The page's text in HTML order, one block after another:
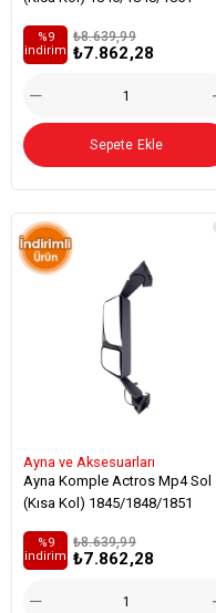
₺7.862,28
₺8.639,99
%9
i̇ndirim
Sepete Ekle
Ayna ve Aksesuarları
Ayna Komple Actros Mp4 Sol
(Kısa Kol) 1845/1848/1851
₺7.862,28
₺8.639,99
%9
i̇ndirim